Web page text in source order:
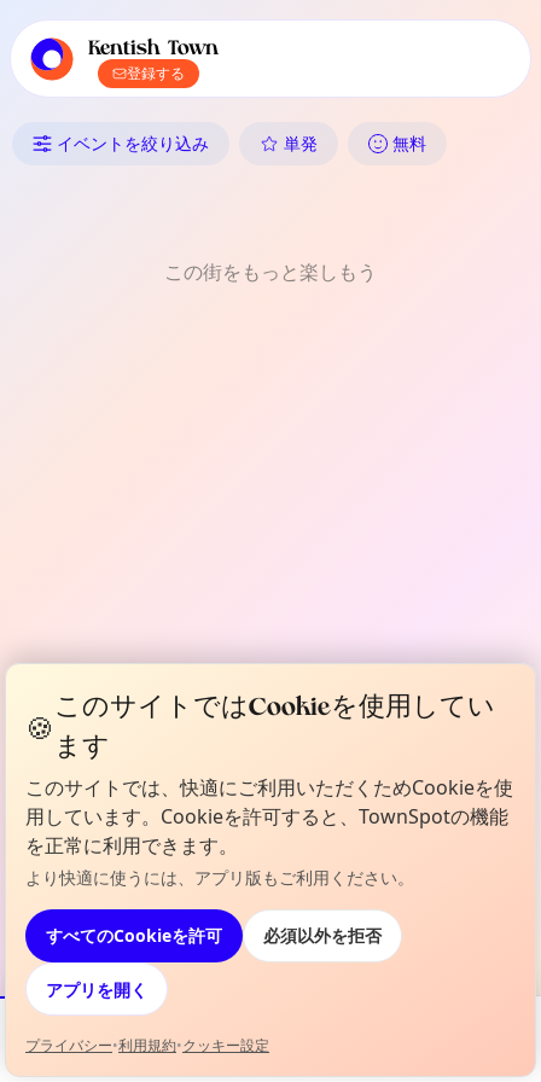
の地域イベントコンテンツ
Kentish Town
登録する
Kentish Townのイベント: ガー
イベントを絞り込み 単発 無料
この街をもっと楽しもう
イベント 地図
🍪 このサイトではCookieを使用してい
ます
このサイトでは、快適にご利用いただくためCookieを使
用しています。Cookieを許可すると、TownSpotの機能
を正常に利用できます。
より快適に使うには、アプリ版もご利用ください。
すべてのCookieを許可 必須以外を拒否
アプリを開く
プライバシー•利用規約•クッキー設定